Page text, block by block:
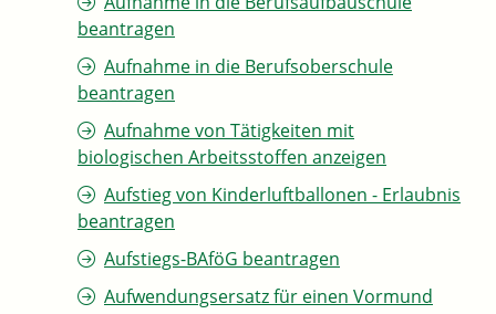
beantragen
Aufnahme in die Berufsoberschule
beantragen
Aufnahme von Tätigkeiten mit
biologischen Arbeitsstoffen anzeigen
Aufstieg von Kinderluftballonen - Erlaubnis
beantragen
Aufstiegs-BAföG beantragen
Aufwendungsersatz für einen Vormund